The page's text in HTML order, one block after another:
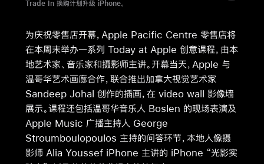
Trade In 换购计划升级 iPhone。
为庆祝零售店开幕，Apple Pacific Centre 零售店将
在本周末举办一系列 Today at Apple 创意课程，由本
地艺术家、音乐家和摄影师主讲。开幕当天，Apple 与
温哥华艺术画廊合作，联合推出加拿大视觉艺术家
Sandeep Johal 创作的插画，在 video wall 影像墙
展示。课程还包括温哥华音乐人 Boslen 的现场表演及
Apple Music 广播主持人 George
Stroumboulopoulos 主持的问答环节，本地人像摄
影师 Alia Youssef iPhone 主讲的 iPhone “光影实